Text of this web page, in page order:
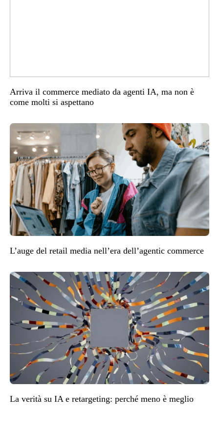
Arriva il commerce mediato da agenti IA, ma non è
come molti si aspettano
L’auge del retail media nell’era dell’agentic commerce
La verità su IA e retargeting: perché meno è meglio